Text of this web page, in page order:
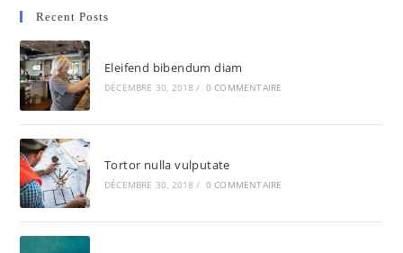
Recent Posts
Eleifend bibendum diam
DÉCEMBRE 30, 2018 / 0 COMMENTAIRE
Tortor nulla vulputate
DÉCEMBRE 30, 2018 / 0 COMMENTAIRE